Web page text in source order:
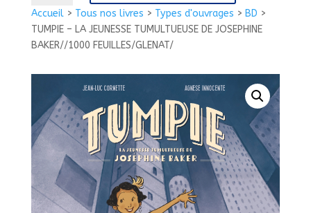
Accueil> Tous nos livres > Types d'ouvrages > BD >
TUMPIE – LA JEUNESSE TUMULTUEUSE DE JOSEPHINE
BAKER//1000 FEUILLES/GLENAT/
TUMPIE
-
LA
JOSEPHINE
BAKER//1000
FEUILLES/GLENAT/